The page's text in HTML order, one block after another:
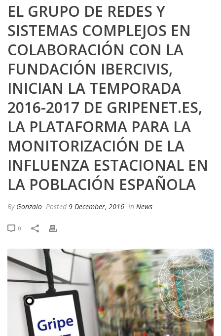
EL GRUPO DE REDES Y
SISTEMAS COMPLEJOS EN
COLABORACIÓN CON LA
FUNDACIÓN IBERCIVIS,
INICIAN LA TEMPORADA
2016-2017 DE GRIPENET.ES,
LA PLATAFORMA PARA LA
MONITORIZACIÓN DE LA
INFLUENZA ESTACIONAL EN
LA POBLACIÓN ESPAÑOLA
By Gonzalo Posted 9 December, 2016 In News
0